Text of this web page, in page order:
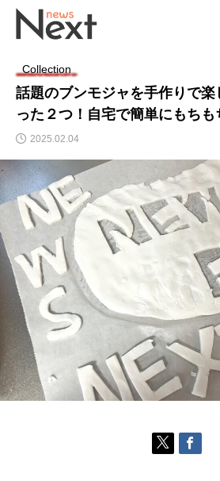
Collection
話題のブンモジャを手作りで楽
った２つ！自宅で簡単にもちも
2025.02.04